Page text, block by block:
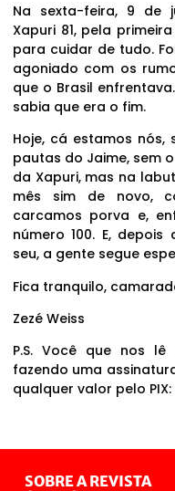
Na sexta-feira, 9 de
Xapuri 81, pela
para cuidar de tudo.
agoniado com os
que o Brasil
sabia que era o fim.
Hoje, cá estamos nós,
pautas do Jaime, sem
da Xapuri, mas na
mês sim de novo,
carcamos porva e,
número 100. E,
seu, a gente segue
Fica tranquilo,
Zezé Weiss
P.S. Você que nos
fazendo uma
qualquer valor pelo PIX:
SOBRE A REVISTA